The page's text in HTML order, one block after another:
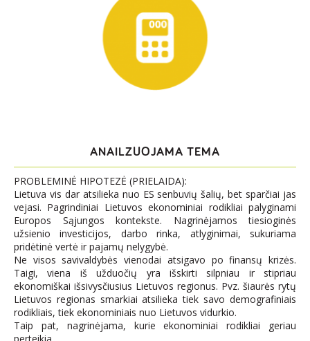
ANAILZUOJAMA TEMA
PROBLEMINĖ HIPOTEZĖ (PRIELAIDA):
Lietuva vis dar atsilieka nuo ES senbuvių šalių, bet sparčiai jas
vejasi. Pagrindiniai Lietuvos ekonominiai rodikliai palyginami
Europos Sąjungos kontekste. Nagrinėjamos tiesioginės
užsienio investicijos, darbo rinka, atlyginimai, sukuriama
pridėtinė vertė ir pajamų nelygybė.
Ne visos savivaldybės vienodai atsigavo po finansų krizės.
Taigi, viena iš užduočių yra išskirti silpniau ir stipriau
ekonomiškai išsivysčiusius Lietuvos regionus. Pvz. šiaurės rytų
Lietuvos regionas smarkiai atsilieka tiek savo demografiniais
rodikliais, tiek ekonominiais nuo Lietuvos vidurkio.
Taip pat, nagrinėjama, kurie ekonominiai rodikliai geriau